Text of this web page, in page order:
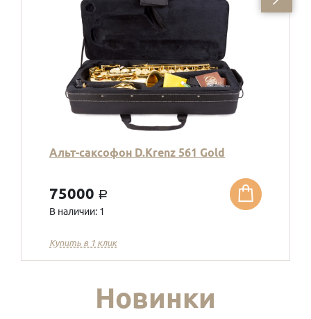
Альт-саксофон D.Krenz 561 Gold
75000 a
В наличии: 1
Купить в 1 клик
Новинки